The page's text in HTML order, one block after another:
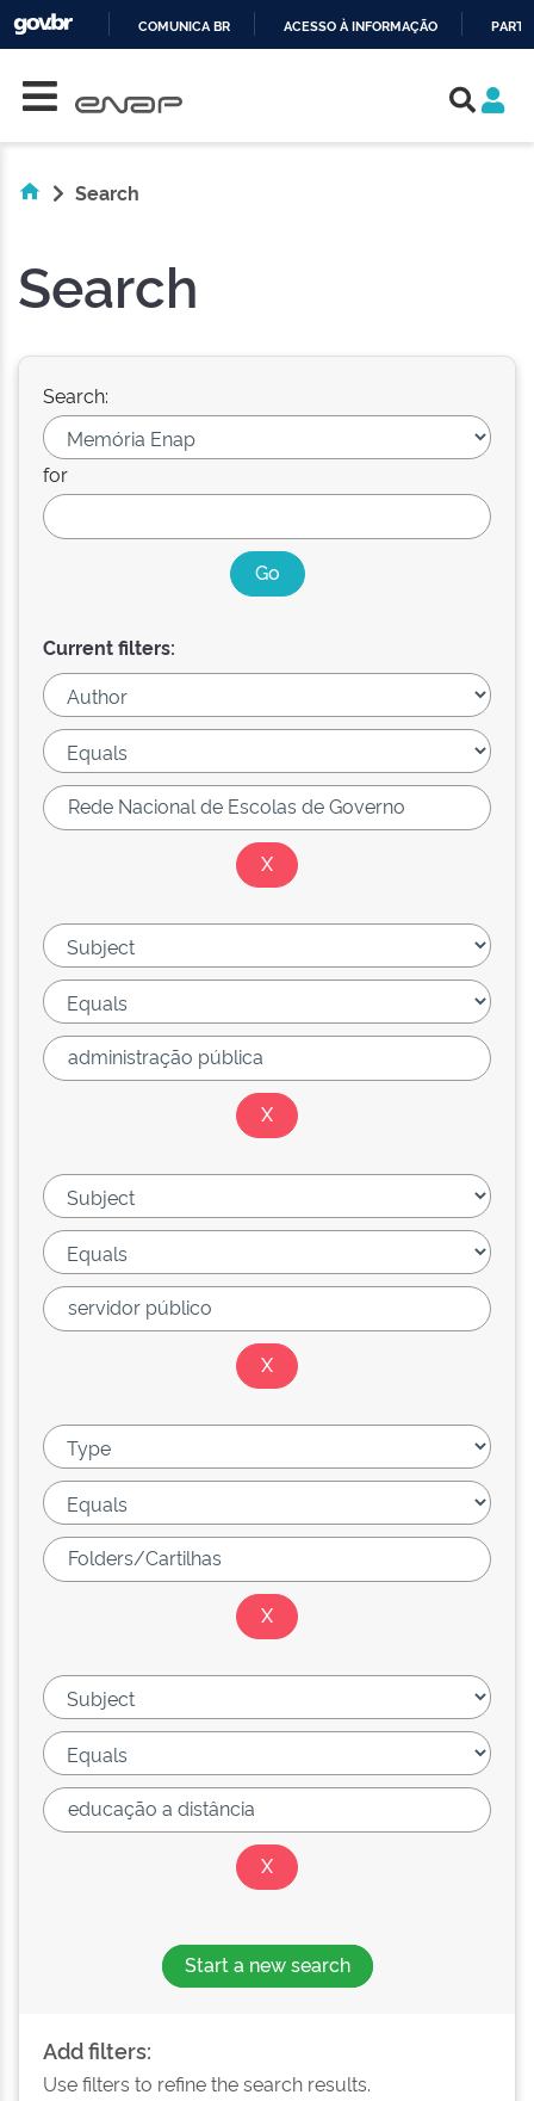
COMUNICA BR ACESSO À INFORMAÇÃO
Search
Search
Search:
for
Current filters:
Start a new search
Add filters:
Use filters to refine the search results.